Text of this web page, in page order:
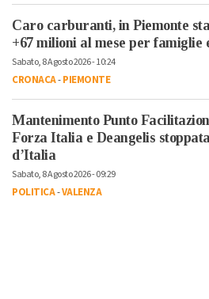
Caro carburanti, in Piemonte
+67 milioni al mese per famiglie
Sabato, 8 Agosto 2026 - 10:24
CRONACA-PIEMONTE
Mantenimento Punto
Forza Italia e Deangelis
d’Italia
Sabato, 8 Agosto 2026 - 09:29
POLITICA-VALENZA